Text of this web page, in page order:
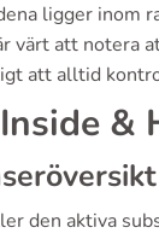
ligger inom
värt att notera
att alltid
&
den aktiva